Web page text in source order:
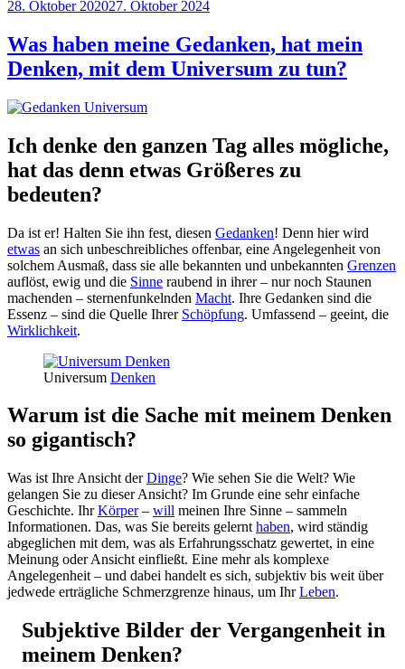
Veröffentlicht
28. Oktober 202027. Oktober 2024
Was haben meine Gedanken, hat mein
Denken, mit dem Universum zu tun?
Ich denke den ganzen Tag alles mögliche,
hat das denn etwas Größeres zu
bedeuten?
Da ist er! Halten Sie ihn fest, diesen Gedanken! Denn hier wird
etwas an sich unbeschreibliches offenbar, eine Angelegenheit von
solchem Ausmaß, dass sie alle bekannten und unbekannten Grenzen
auflöst, ewig und die Sinne raubend in ihrer – nur noch Staunen
machenden – sternenfunkelnden Macht. Ihre Gedanken sind die
Essenz – sind die Quelle Ihrer Schöpfung. Umfassend – geeint, die
Wirklichkeit.
Universum Denken
Warum ist die Sache mit meinem Denken
so gigantisch?
Was ist Ihre Ansicht derDinge? Wie sehen Sie die Welt? Wie
gelangen Sie zu dieser Ansicht? Im Grunde eine sehr einfache
Geschichte. IhrKörper– will meinen Ihre Sinne – sammeln
Informationen. Das, was Sie bereits gelernt haben, wird ständig
abgeglichen mit dem, was als Erfahrungsschatz gewertet, in eine
Meinung oder Ansicht einfließt. Eine mehr als komplexe
Angelegenheit – und dabei handelt es sich, subjektiv bis weit über
jedwede erträgliche Schmerzgrenze hinaus, um IhrLeben.
Subjektive Bilder der Vergangenheit in
meinem Denken?